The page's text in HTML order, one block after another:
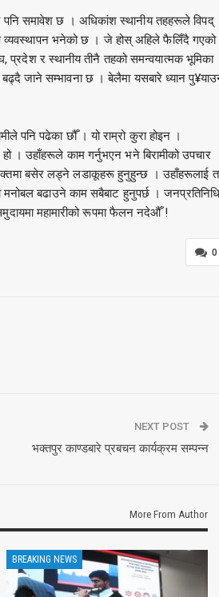
पनि समावेश छ । अधिकांश स्थानीय तहहरूले विपद्
व्यवस्थापन भनेको छ । जे होस् अहिले फैलिँदै गएको
र स्थानीय तीनै तहको समन्वयात्मक भूमिका
जाने सम्भावना छ । बेलैमा यसबारे ध्यान
पनि पढेका छौँ । यो राम्रो कुरा होइन ।
। उहाँहरूले काम गर्नुभएन भने बिरामीको उपचार
बसेर लड्ने लडाकूहरू हुनुहुन्छ । उहाँहरूलाई त
बढाउने काम सबैबाट हुनुपर्छ ।
महामारीको रूपमा फैलन नदेऔँ !
0
NEXT POST
भक्तपुर काण्डबारे प्रबचन कार्यक्रम सम्पन्न
More From Author
BREAKING NEWS